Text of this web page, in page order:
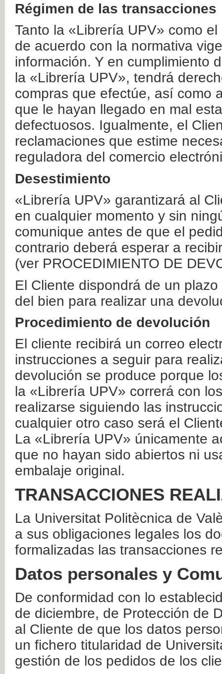
Régimen de las transacciones
Tanto la «Librería UPV» como
de acuerdo con la normativa
información. Y en cumplimiento
la «Librería UPV», tendrá
compras que efectúe, así como
que le hayan llegado en mal
defectuosos. Igualmente, el
reclamaciones que estime
reguladora del comercio
Desestimiento
«Librería UPV» garantizará al
en cualquier momento y sin
comunique antes de que el
contrario deberá esperar a
(ver PROCEDIMIENTO DE
El Cliente dispondrá de un
del bien para realizar una
Procedimiento de devolución
El cliente recibirá un correo
instrucciones a seguir para
devolución se produce porque
la «Librería UPV» correrá con
realizarse siguiendo las
cualquier otro caso será el
La «Librería UPV» únicamente
que no hayan sido abiertos ni
embalaje original.
TRANSACCIONES
La Universitat Politècnica de
a sus obligaciones legales los
formalizadas las transacciones
Datos personales y
De conformidad con lo
de diciembre, de Protección de
al Cliente de que los datos
un fichero titularidad de
gestión de los pedidos de los